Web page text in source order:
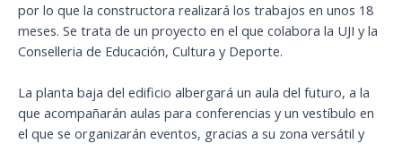
por lo que la constructora realizará los trabajos en unos 18
meses. Se trata de un proyecto en el que colabora la UJI y la
Conselleria de Educación, Cultura y Deporte.
La planta baja del edificio albergará un aula del futuro, a la
que acompañarán aulas para conferencias y un vestíbulo en
el que se organizarán eventos, gracias a su zona versátil y